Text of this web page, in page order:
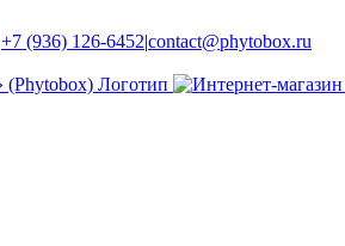
+7 (936) 126-6452|contact@phytobox.ru